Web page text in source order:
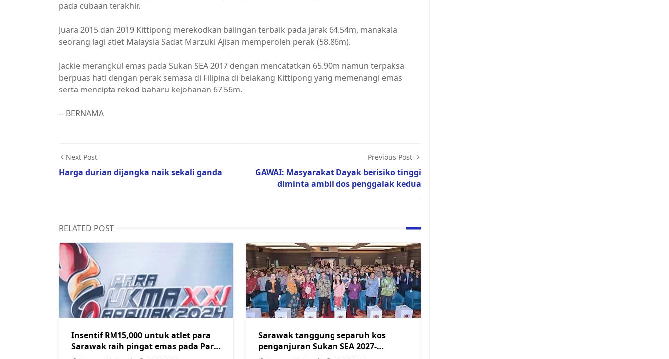
pada cubaan terakhir.
Juara 2015 dan 2019 Kittipong merekodkan balingan terbaik pada jarak 64.54m, manakala
seorang lagi atlet Malaysia Sadat Marzuki Ajisan memperoleh perak (58.86m).
Jackie merangkul emas pada Sukan SEA 2017 dengan mencatatkan 65.90m namun terpaksa
berpuas hati dengan perak semasa di Filipina di belakang Kittipong yang memenangi emas
serta mencipta rekod baharu kejohanan 67.56m.
-- BERNAMA
Next Post
Harga durian dijangka naik sekali ganda
Previous Post
GAWAI: Masyarakat Dayak berisiko tinggi
diminta ambil dos penggalak kedua
RELATED POST
Insentif RM15,000 untuk atlet para
Sarawak raih pingat emas pada Para
SUKMA 2024
Sarawak tanggung separuh kos
penganjuran Sukan SEA 2027-
Hannah